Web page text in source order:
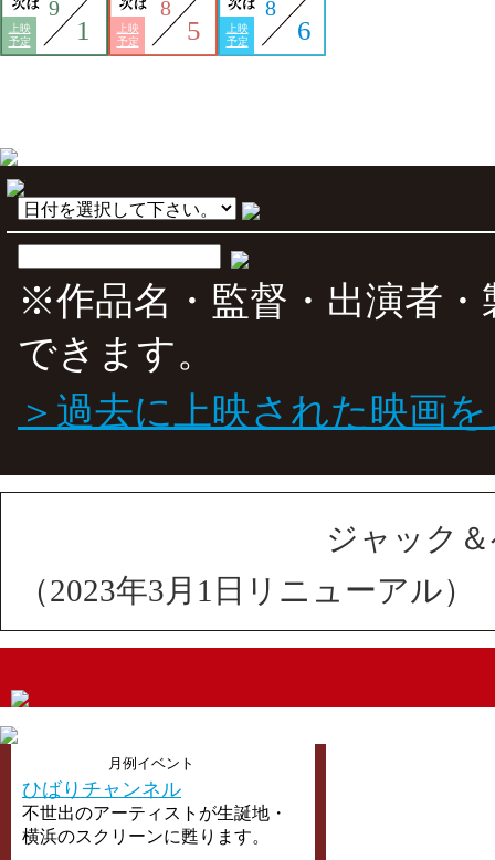
上映
予定
9
1
上映
予定
8
5
上映
予定
8
6
※作品名・監督・出演者
できます。
＞過去に上映された映画
ジャック
（2023年3月1日リニューアル）
月例イベント
ひばりチャンネル
不世出のアーティストが生誕地・
横浜のスクリーンに甦ります。